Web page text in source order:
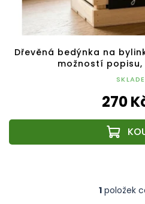
Dřevěná bedýnka na
možností popisu,
270
O
1 položek